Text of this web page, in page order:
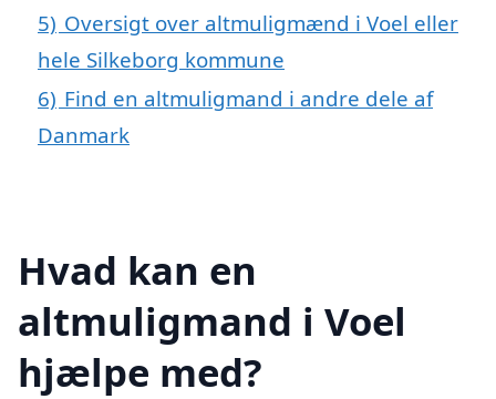
5) Oversigt over altmuligmænd i Voel eller
hele Silkeborg kommune
6) Find en altmuligmand i andre dele af
Danmark
Hvad kan en
altmuligmand i Voel
hjælpe med?